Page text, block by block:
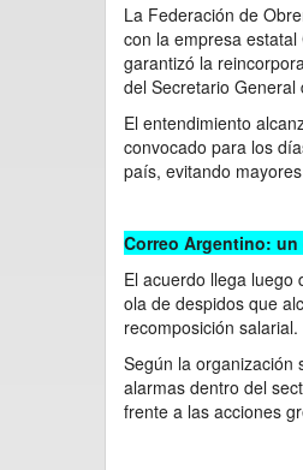
La Federación de
con la empresa
garantizó la
del Secretario
El entendimiento
convocado para los
país, evitando
Correo Argentino:
El acuerdo llega
ola de despidos que
recomposición salarial.
Según la organización
alarmas dentro del
frente a las acciones